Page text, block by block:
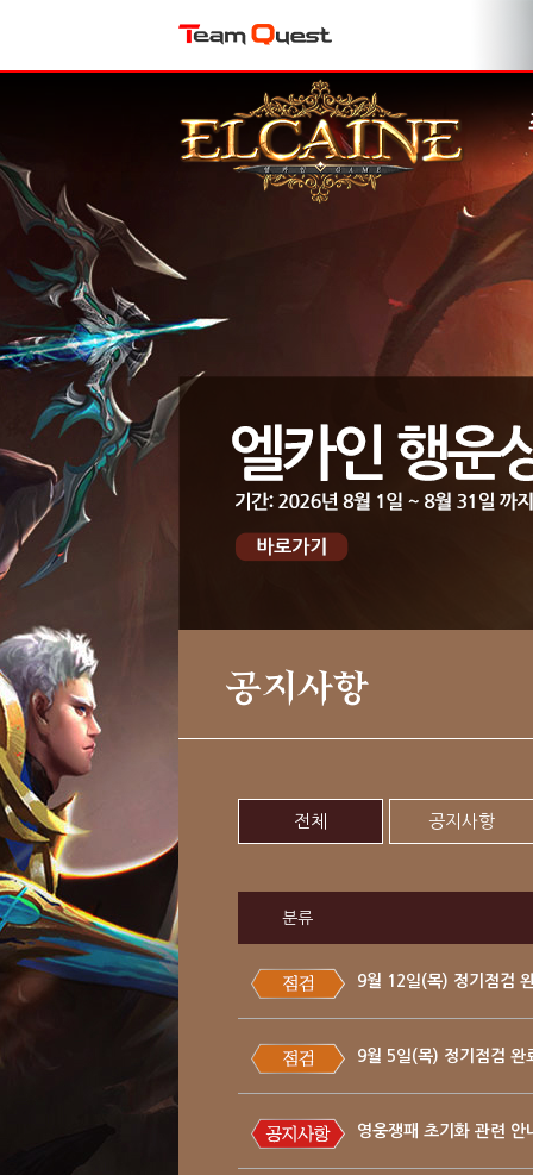
공지사항
전체 공지사항
분류
9월 12일(목) 정기점검
9월 5일(목) 정기점검 완
영웅쟁패 초기화 관련 안